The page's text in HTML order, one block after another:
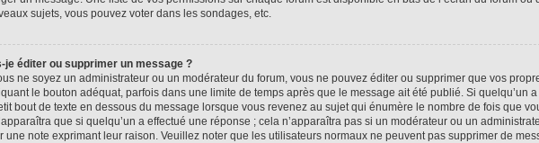
sujets, vous pouvez voter dans les sondages, etc.
je éditer ou supprimer un message ?
ne soyez un administrateur ou un modérateur du forum, vous ne pouvez éditer ou supprimer que vos
le bouton adéquat, parfois dans une limite de temps après que le message ait été publié. Si quelqu’un
bout de texte en dessous du message lorsque vous revenez au sujet qui énumère le nombre de fois que
que si quelqu’un a effectué une réponse ; cela n’apparaîtra pas si un modérateur ou un
une note exprimant leur raison. Veuillez noter que les utilisateurs normaux ne peuvent pas supprimer de